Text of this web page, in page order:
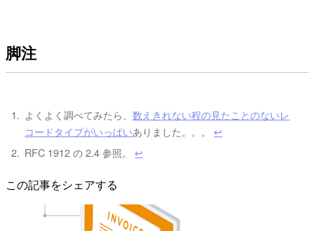
脚注
よくよく調べてみたら、数えきれない程の見たことのないレ
コードタイプがいっぱいありました。。。↩
RFC 1912 の 2.4 参照。↩
この記事をシェアする